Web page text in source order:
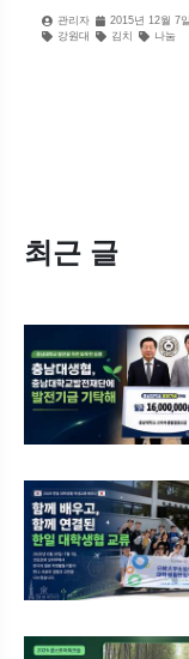
관리자
2015년 12월 7
강원대
김치 나눔
최근 글